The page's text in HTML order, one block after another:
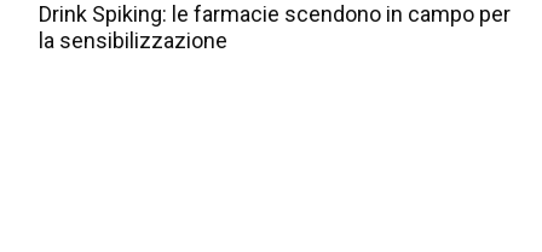
Drink Spiking: le farmacie scendono in campo per
la sensibilizzazione